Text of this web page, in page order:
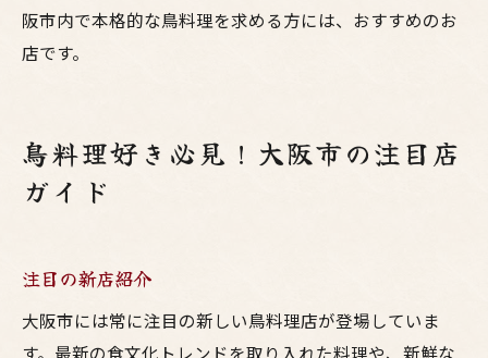
阪市内で本格的な鳥料理を求める方には、おすすめのお
店です。
鳥料理好き必見！大阪市の注目店
ガイド
注目の新店紹介
大阪市には常に注目の新しい鳥料理店が登場していま
す。最新の食文化トレンドを取り入れた料理や、新鮮な